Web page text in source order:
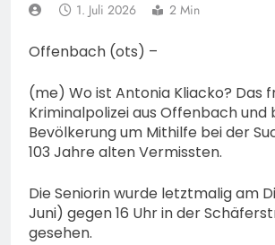
1. Juli 2026 2 Min
Offenbach (ots) –
(me) Wo ist Antonia Kliacko? Das
Kriminalpolizei aus Offenbach und
Bevölkerung um Mithilfe bei der
103 Jahre alten Vermissten.
Die Seniorin wurde letztmalig am
Juni) gegen 16 Uhr in der
gesehen.